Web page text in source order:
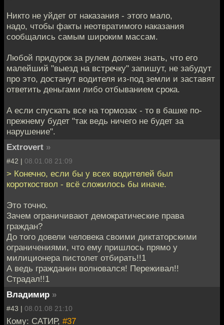
Никто не уйдет от наказания - этого мало,
надо, чтобы факты неотвратимого наказания
сообщались самым широким массам.
Любой придурок за рулем должен знать, что его
малейший "выезд на встречку" запишут, не забудут
про это, достанут водителя из-под земли и заставят
ответить деньгами либо отбыванием срока.
А если спускать все на тормозах - то в башке по-
прежнему будет "так ведь ничего не будет за
нарушение".
Extrovert »
#42 | 08.01.08 21:09
> Конечно, если бы у всех водителей был
короткоствол - всё сложилось бы иначе.
Это точно.
Зачем ограничивают демократические права
граждан?
До того довели человека своими диктаторскими
ограничениями, что ему пришлось прямо у
милиционера пистолет отбирать!!1
А ведь гражданин волновался! Переживал!!
Страдал!!1
Владимир »
#43 | 08.01.08 21:10
Кому: САТИР, #37